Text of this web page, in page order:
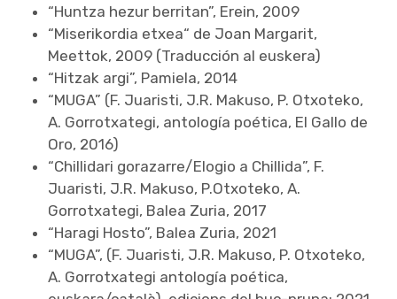
“Huntza hezur berritan”, Erein, 2009
“Miserikordia etxea“ de Joan Margarit,
Meettok, 2009 (Traducción al euskera)
“Hitzak argi”, Pamiela, 2014
“MUGA” (F. Juaristi, J.R. Makuso, P. Otxoteko,
A. Gorrotxategi, antología poética, El Gallo de
Oro, 2016)
“Chillidari gorazarre/Elogio a Chillida”, F.
Juaristi, J.R. Makuso, P.Otxoteko, A.
Gorrotxategi, Balea Zuria, 2017
“Haragi Hosto”, Balea Zuria, 2021
“MUGA”, (F. Juaristi, J.R. Makuso, P. Otxoteko,
A. Gorrotxategi antología poética,